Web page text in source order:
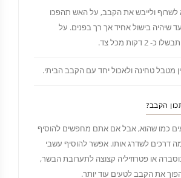
לשרוף ולייבש את הקבב, על האש תהפכו
שיהיה בישול אחיד אך רך בפנים. על
2 דקות מכל צד.
מטבל טחינה ולאכול יחד עם הקבב הביתי.
הקבב?
כמו שהוא, אבל אם אתם מחפשים להוסיף
דרכים לשדרג אותו. אפשר להוסיף עשבי
או פטרוזיליה קצוצה לתערובת הבשר,
את הקבב לטעים עוד יותר.